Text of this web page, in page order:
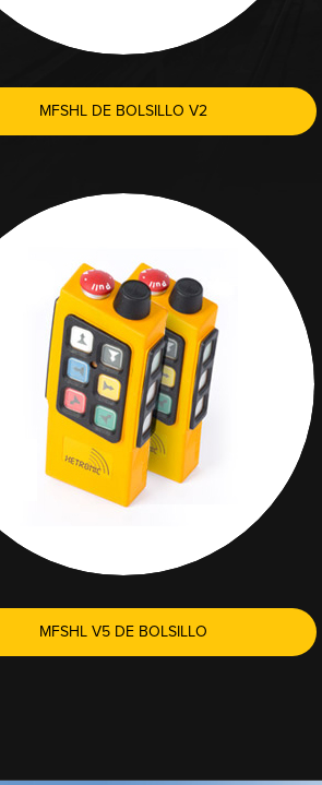
MFSHL DE BOLSILLO V2
MFSHL V5 DE BOLSILLO